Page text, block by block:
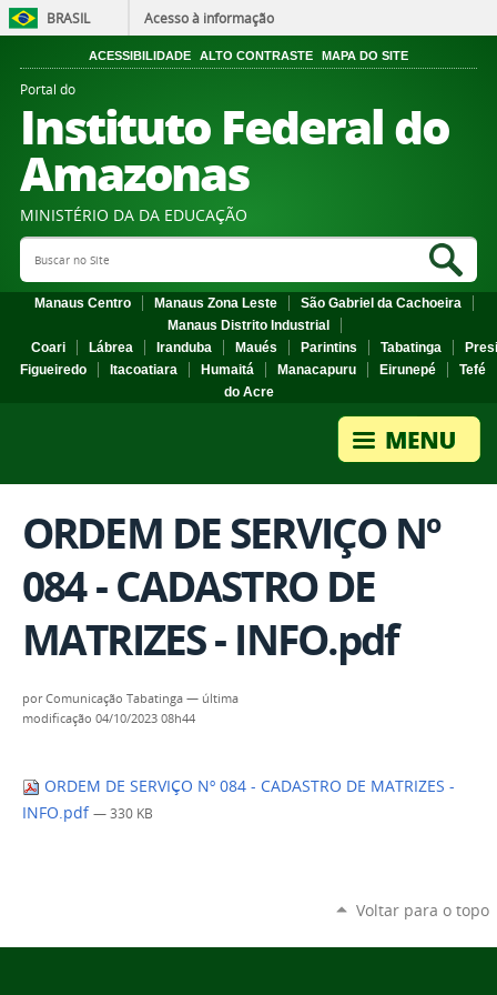
BRASIL Acesso à informação
ACESSIBILIDADE ALTO CONTRASTE MAPA DO SITE
Portal do
Instituto Federal do
Amazonas
MINISTÉRIO DA DA EDUCAÇÃO
Search Site
Manaus Centro Manaus Zona Leste
São Gabriel da Cachoeira
Manaus Distrito Industrial
Coari
Lábrea Iranduba Maués Parintins Tabatinga
Figueiredo
Itacoatiara Humaitá Manacapuru Eirunepé
Tefé
do Acre
ORDEM DE SERVIÇO Nº
084 - CADASTRO DE
MATRIZES - INFO.pdf
porComunicação Tabatinga — última
modificação 04/10/2023 08h44
ORDEM DE SERVIÇO Nº 084 - CADASTRO DE MATRIZES -
INFO.pdf — 330 KB
Voltar para o topo